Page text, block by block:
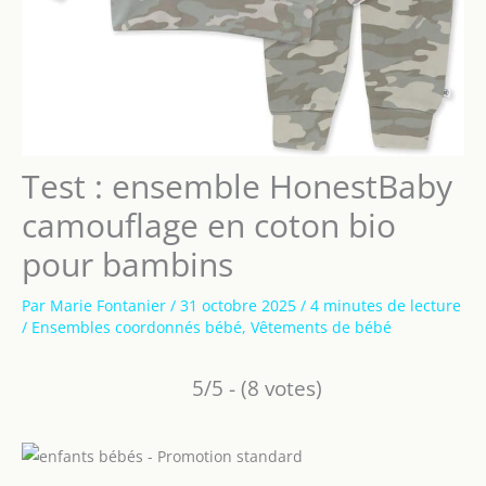
Test : ensemble HonestBaby
camouflage en coton bio
pour bambins
Par Marie Fontanier / 31 octobre 2025 / 4 minutes de lecture
/ Ensembles coordonnés bébé, Vêtements de bébé
5/5 - (8 votes)